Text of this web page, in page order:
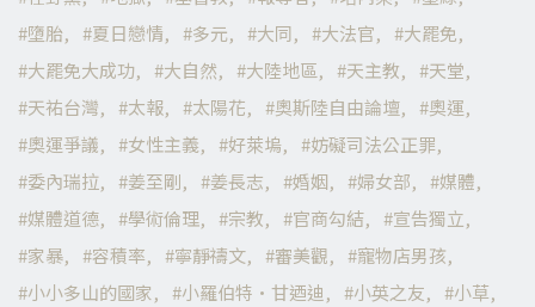
墮胎
夏日戀情 多元 大同 大法官
大罷免
大罷免大成功
大自然 大陸地區 天主教
天堂
天祐台灣
太報 太陽花 奧斯陸自由論壇
奧運
奧運爭議
女性主義 好萊塢
妨礙司法公正罪
委內瑞拉
姜至剛 姜長志 婚姻 婦女部
媒體
媒體道德
學術倫理 宗教 官商勾結
宣告獨立
家暴
容積率 寧靜禱文 審美觀
寵物店男孩
小小多山的國家
小羅伯特·甘迺迪 小英之友
小草